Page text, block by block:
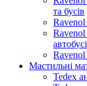
та бусів
Ravenol
Ravenol
Мастильні
Tedex